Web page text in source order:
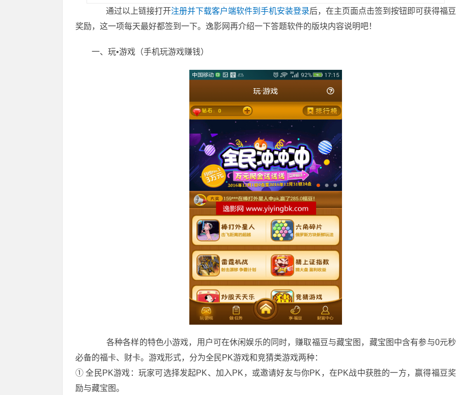
通过以上链接打开注册并下载客户端软件到手机安装登录后，在主页面点击签到按钮即可获得福豆
奖励，这一项每天最好都签到一下。逸影网再介绍一下答题软件的版块内容说明吧！
一、玩•游戏（手机玩游戏赚钱）
各种各样的特色小游戏，用户可在休闲娱乐的同时，赚取福豆与藏宝图，藏宝图中含有参与0元秒
必备的福卡、财卡。游戏形式，分为全民PK游戏和竞猜类游戏两种：
① 全民PK游戏：玩家可选择发起PK、加入PK，或邀请好友与你PK，在PK战中获胜的一方，赢得福豆奖
励与藏宝图。